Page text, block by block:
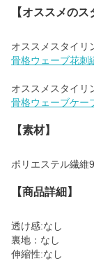
【オススメのス
骨格ウェーブ花刺
骨格ウェーブケー
【素材】
ポリエステル繊維
【商品詳細】
透け感:なし
裏地：なし
伸縮性:なし